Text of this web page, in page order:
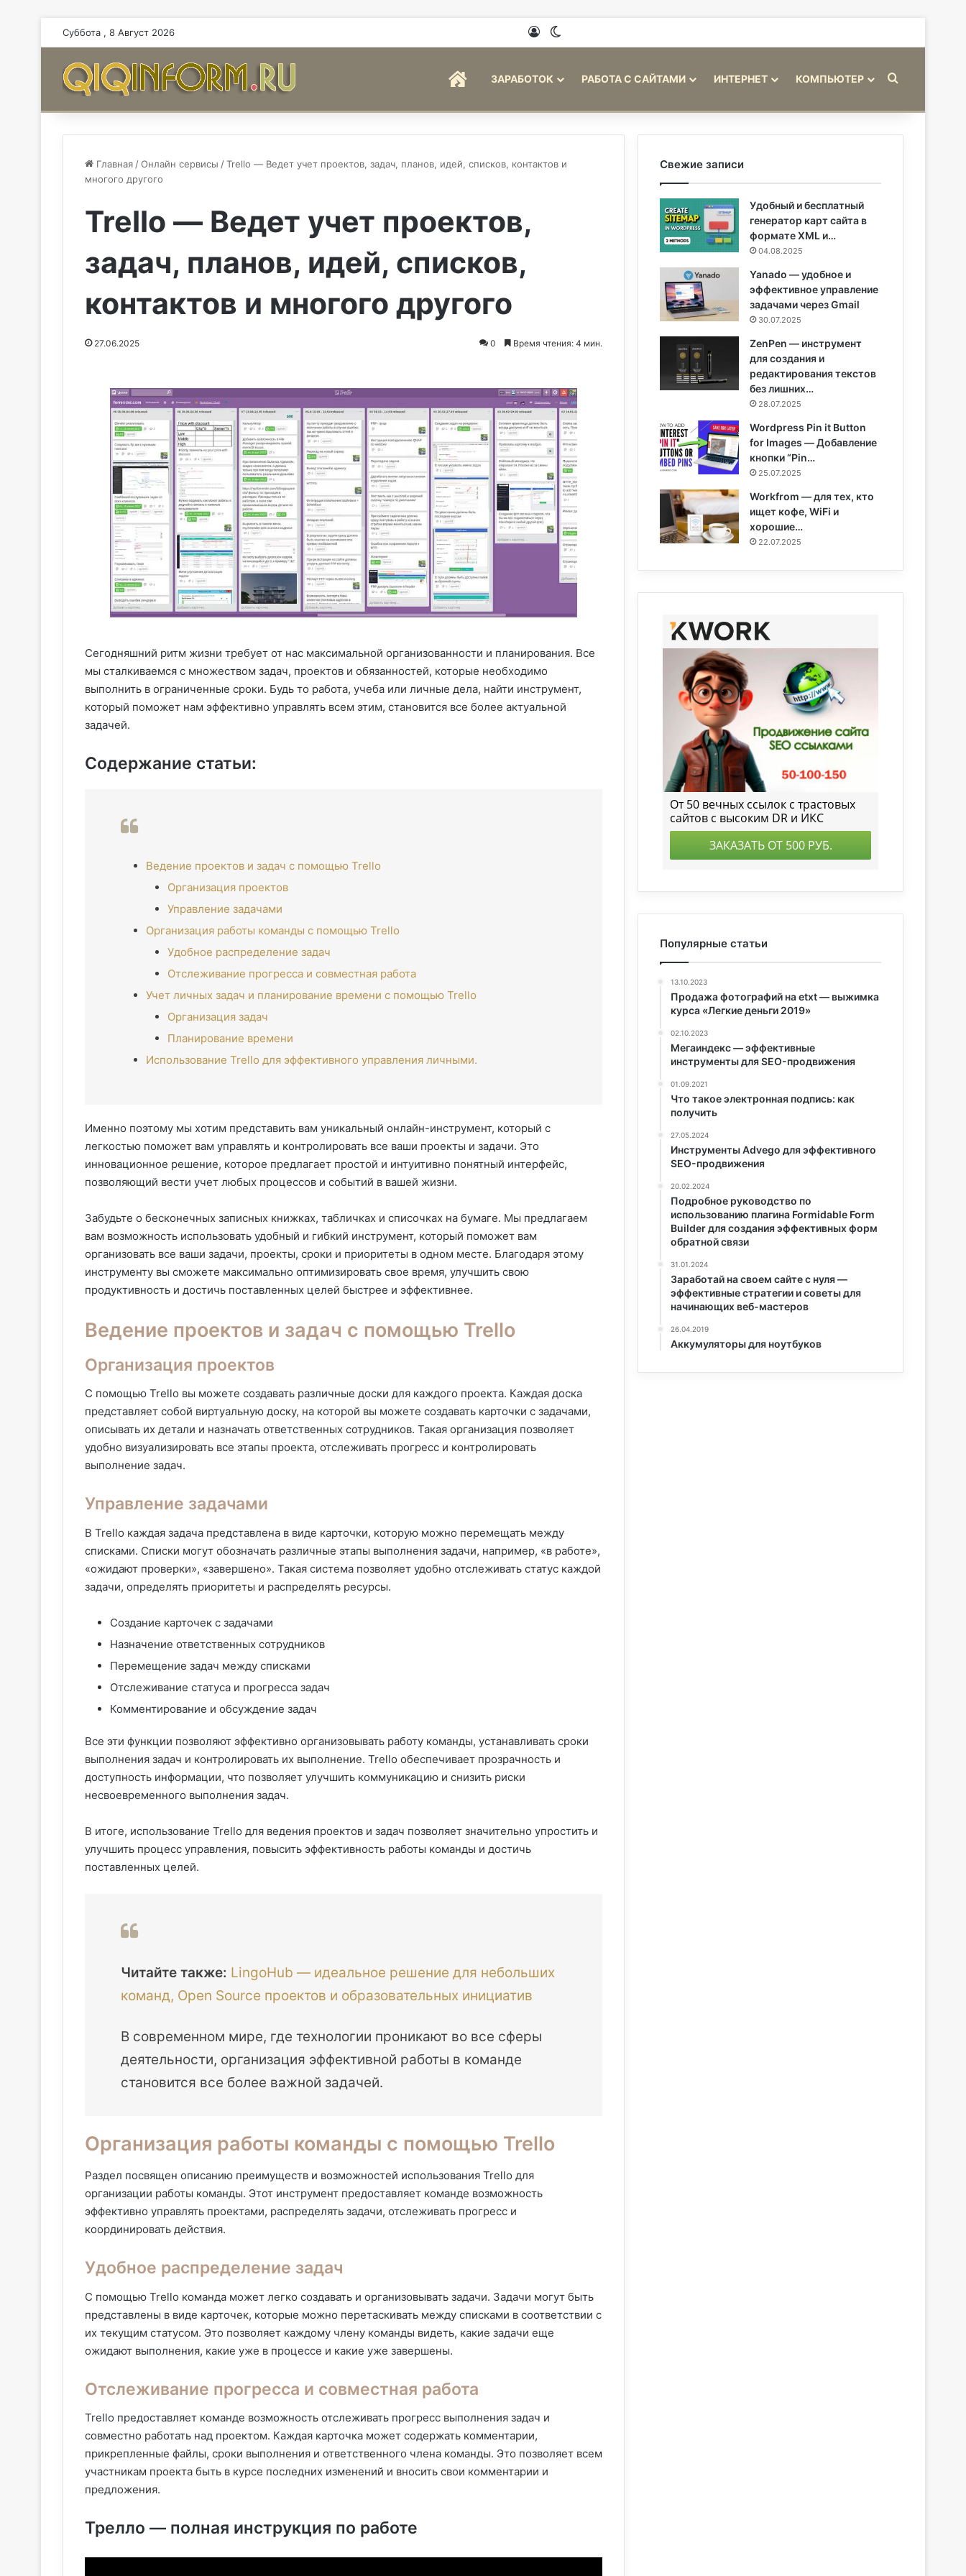
Суббота , 8 Август 2026 Войти
ГЛАВНАЯЗАРАБОТОК РАБОТА С САЙТАМИ ИНТЕРНЕТ КОМПЬЮТЕР
Главная /Онлайн сервисы /Trello — Ведет учет проектов, задач, планов, идей, списков, контактов и
многого другого
Trello — Ведет учет проектов,
задач, планов, идей, списков,
контактов и многого другого
27.06.2025 0 Время чтения: 4 мин.
Сегодняшний ритм жизни требует от нас максимальной организованности и планирования. Все
мы сталкиваемся с множеством задач, проектов и обязанностей, которые необходимо
выполнить в ограниченные сроки. Будь то работа, учеба или личные дела, найти инструмент,
который поможет нам эффективно управлять всем этим, становится все более актуальной
задачей.
Содержание статьи:
Ведение проектов и задач с помощью Trello
Организация проектов
Управление задачами
Организация работы команды с помощью Trello
Удобное распределение задач
Отслеживание прогресса и совместная работа
Учет личных задач и планирование времени с помощью Trello
Организация задач
Планирование времени
Использование Trello для эффективного управления личными.
Именно поэтому мы хотим представить вам уникальный онлайн-инструмент, который с
легкостью поможет вам управлять и контролировать все ваши проекты и задачи. Это
инновационное решение, которое предлагает простой и интуитивно понятный интерфейс,
позволяющий вести учет любых процессов и событий в вашей жизни.
Забудьте о бесконечных записных книжках, табличках и списочках на бумаге. Мы предлагаем
вам возможность использовать удобный и гибкий инструмент, который поможет вам
организовать все ваши задачи, проекты, сроки и приоритеты в одном месте. Благодаря этому
инструменту вы сможете максимально оптимизировать свое время, улучшить свою
продуктивность и достичь поставленных целей быстрее и эффективнее.
Ведение проектов и задач с помощью Trello
Организация проектов
С помощью Trello вы можете создавать различные доски для каждого проекта. Каждая доска
представляет собой виртуальную доску, на которой вы можете создавать карточки с задачами,
описывать их детали и назначать ответственных сотрудников. Такая организация позволяет
удобно визуализировать все этапы проекта, отслеживать прогресс и контролировать
выполнение задач.
Управление задачами
В Trello каждая задача представлена в виде карточки, которую можно перемещать между
списками. Списки могут обозначать различные этапы выполнения задачи, например, «в работе»,
«ожидают проверки», «завершено». Такая система позволяет удобно отслеживать статус каждой
задачи, определять приоритеты и распределять ресурсы.
Создание карточек с задачами
Назначение ответственных сотрудников
Перемещение задач между списками
Отслеживание статуса и прогресса задач
Комментирование и обсуждение задач
Все эти функции позволяют эффективно организовывать работу команды, устанавливать сроки
выполнения задач и контролировать их выполнение. Trello обеспечивает прозрачность и
доступность информации, что позволяет улучшить коммуникацию и снизить риски
несвоевременного выполнения задач.
В итоге, использование Trello для ведения проектов и задач позволяет значительно упростить и
улучшить процесс управления, повысить эффективность работы команды и достичь
поставленных целей.
Читайте также: LingoHub — идеальное решение для небольших
команд, Open Source проектов и образовательных инициатив
В современном мире, где технологии проникают во все сферы
деятельности, организация эффективной работы в команде
становится все более важной задачей.
Организация работы команды с помощью Trello
Раздел посвящен описанию преимуществ и возможностей использования Trello для
организации работы команды. Этот инструмент предоставляет команде возможность
эффективно управлять проектами, распределять задачи, отслеживать прогресс и
координировать действия.
Удобное распределение задач
С помощью Trello команда может легко создавать и организовывать задачи. Задачи могут быть
представлены в виде карточек, которые можно перетаскивать между списками в соответствии с
их текущим статусом. Это позволяет каждому члену команды видеть, какие задачи еще
ожидают выполнения, какие уже в процессе и какие уже завершены.
Отслеживание прогресса и совместная работа
Trello предоставляет команде возможность отслеживать прогресс выполнения задач и
совместно работать над проектом. Каждая карточка может содержать комментарии,
прикрепленные файлы, сроки выполнения и ответственного члена команды. Это позволяет всем
участникам проекта быть в курсе последних изменений и вносить свои комментарии и
предложения.
Трелло — полная инструкция по работе
Свежие записи
Удобный и бесплатный
генератор карт сайта в
формате XML и…
04.08.2025
Yanado — удобное и
эффективное управление
задачами через Gmail
30.07.2025
ZenPen — инструмент
для создания и
редактирования текстов
без лишних…
28.07.2025
Wordpress Pin it Button
for Images — Добавление
кнопки “Pin…
25.07.2025
Workfrom — для тех, кто
ищет кофе, WiFi и
хорошие…
22.07.2025
Популярные статьи
13.10.2023
Продажа фотографий на etxt — выжимка
курса «Легкие деньги 2019»
02.10.2023
Мегаиндекс — эффективные
инструменты для SEO-продвижения
01.09.2021
Что такое электронная подпись: как
получить
27.05.2024
Инструменты Аdvego для эффективного
SEO-продвижения
20.02.2024
Подробное руководство по
использованию плагина Formidable Form
Builder для создания эффективных форм
обратной связи
31.01.2024
Заработай на своем сайте с нуля —
эффективные стратегии и советы для
начинающих веб-мастеров
26.04.2019
Аккумуляторы для ноутбуков